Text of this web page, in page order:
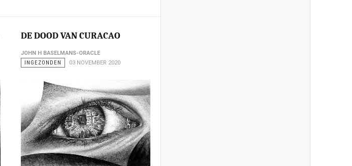
DE DOOD VAN CURACAO
JOHN H BASELMANS-ORACLE
INGEZONDEN
03 NOVEMBER 2020